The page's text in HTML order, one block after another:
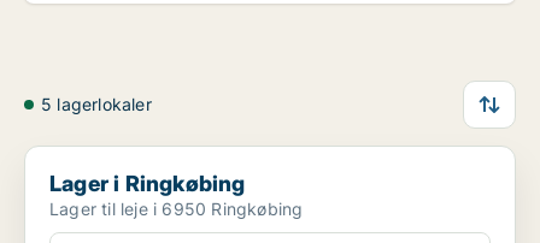
5 lagerlokaler
Lager i Ringkøbing
Lager i Ringkøbing
Lager til leje i 6950 Ringkøbing